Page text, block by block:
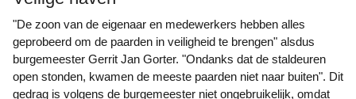
"De zoon van de eigenaar en medewerkers hebben alles
geprobeerd om de paarden in veiligheid te brengen" alsdus
burgemeester Gerrit Jan Gorter. "Ondanks dat de staldeuren
open stonden, kwamen de meeste paarden niet naar buiten". Dit
gedrag is volgens de burgemeester niet ongebruikelijk, omdat